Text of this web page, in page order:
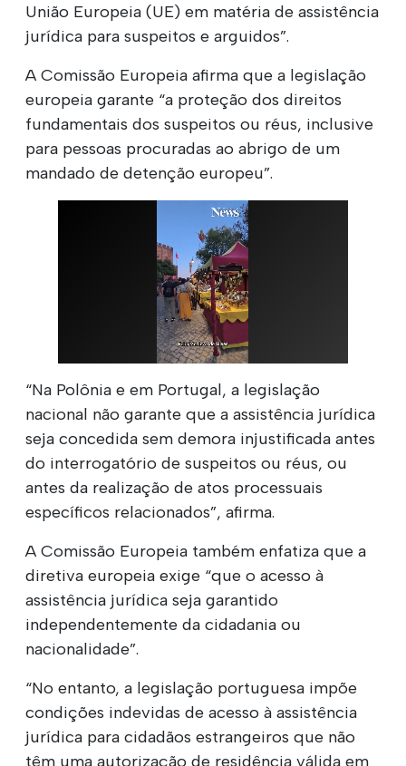
União Europeia (UE) em matéria de assistência
jurídica para suspeitos e arguidos”.
A Comissão Europeia afirma que a legislação
europeia garante “a proteção dos direitos
fundamentais dos suspeitos ou réus, inclusive
para pessoas procuradas ao abrigo de um
mandado de detenção europeu”.
“Na Polônia e em Portugal, a legislação
nacional não garante que a assistência jurídica
seja concedida sem demora injustificada antes
do interrogatório de suspeitos ou réus, ou
antes da realização de atos processuais
específicos relacionados”, afirma.
A Comissão Europeia também enfatiza que a
diretiva europeia exige “que o acesso à
assistência jurídica seja garantido
independentemente da cidadania ou
nacionalidade”.
“No entanto, a legislação portuguesa impõe
condições indevidas de acesso à assistência
jurídica para cidadãos estrangeiros que não
têm uma autorização de residência válida em